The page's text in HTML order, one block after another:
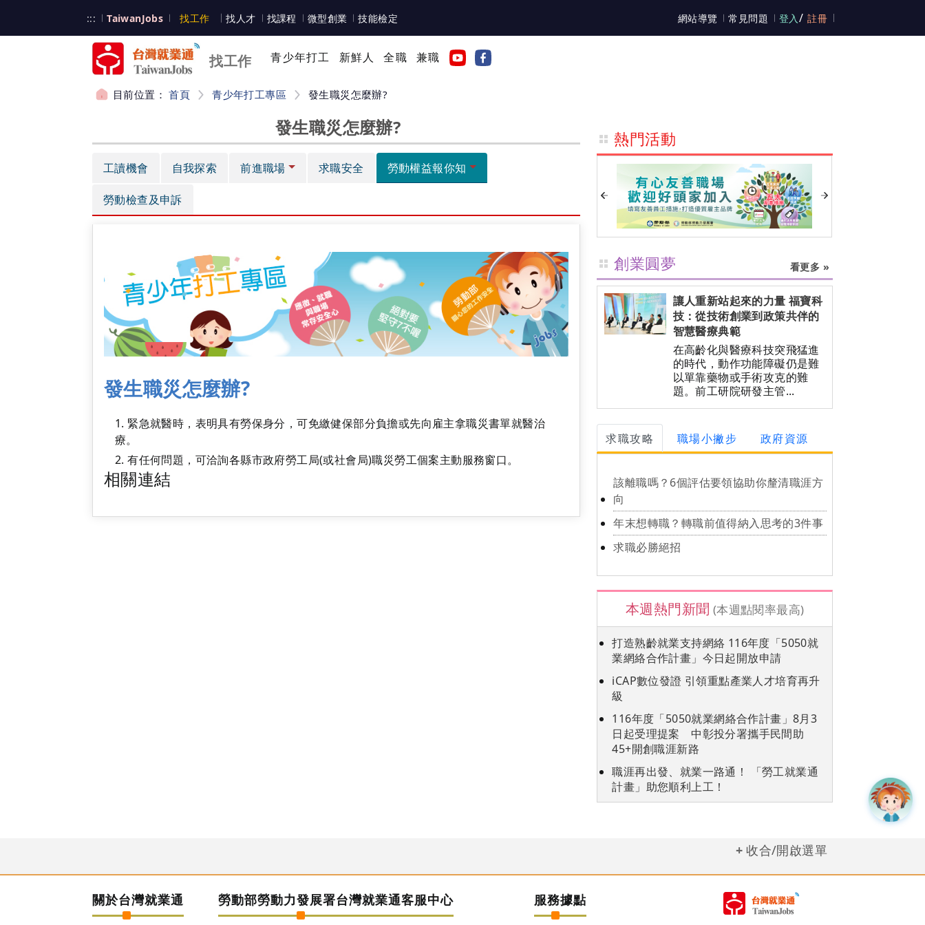
::: TaiwanJobs 台灣就業通
找工作 台灣就業通
找人才 找課程 微型創業 技能檢定 網站導覽 常見問題 登入 / 註冊
找工作 青少年打工 新鮮人 全職 兼職
目前位置：首頁 青少年打工專區 發生職災怎麼辦?
發生職災怎麼辦?
工讀機會 自我探索 前進職場 求職安全 勞動權益報你知
勞動檢查及申訴
發生職災怎麼辦?
緊急就醫時，表明具有勞保身分，可免繳健保部分負擔或先向雇主拿職災書單就醫治
療。
有任何問題，可洽詢各縣市政府勞工局(或社會局)職災勞工個案主動服務窗口。
相關連結
熱門活動
創業圓夢 看更多 »
讓人重新站起來的力量 福寶科
技：從技術創業到政策共伴的
智慧醫療典範
在高齡化與醫療科技突飛猛進
的時代，動作功能障礙仍是難
以單靠藥物或手術攻克的難
題。前工研院研發主管...
求職攻略 職場小撇步 政府資源
該離職嗎？6個評估要領協助你釐清職涯方
向
年末想轉職？轉職前值得納入思考的3件事
求職必勝絕招
本週熱門新聞 (本週點閱率最高)
打造熟齡就業支持網絡 116年度「5050就
業網絡合作計畫」今日起開放申請
iCAP數位發證 引領重點產業人才培育再升
級
116年度「5050就業網絡合作計畫」8月3
日起受理提案 中彰投分署攜手民間助
45+開創職涯新路
職涯再出發、就業一路通！ 「勞工就業通
計畫」助您順利上工！
收合/開啟選單
關於台灣就業通 勞動部勞動力發展署台灣就業通客服中心 服務據點